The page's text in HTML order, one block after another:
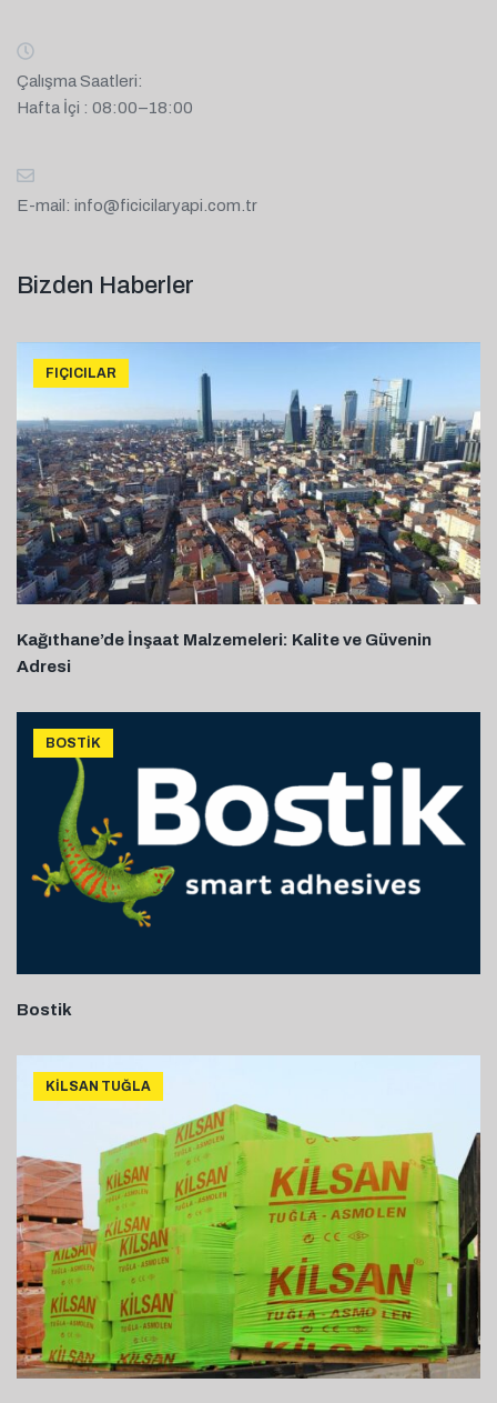
Bizden Haberler
FIÇICILAR
Kağıthane’de İnşaat Malzemeleri: Kalite ve Güvenin
Adresi
BOSTIK
Bostik
KILSAN TUĞLA
Çalışma Saatleri:
Hafta İçi : 08:00–18:00
E-mail: info@ficicilaryapi.com.tr